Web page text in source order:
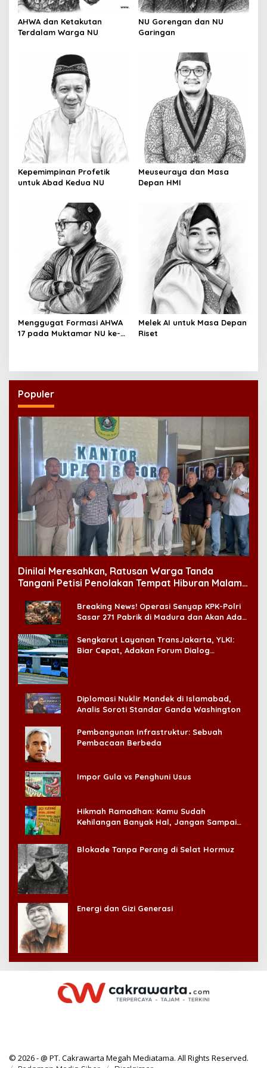
AHWA dan Ketakutan
Terdalam Warga NU
NU Gorengan dan NU
Garingan
Kepemimpinan Profetik
untuk Abad Kedua NU
Meuseuraya dan Masa
Depan HMI
Menggugat Formasi AHWA
17 pada Muktamar NU ke-
Melek AI untuk Masa Depan
Riset
Populer
Dinilai Meresahkan, Ratusan Warga Tanda
Tangani Petisi Penolakan Tempat Hiburan Malam
Breaking News! Operasi Senyap KPK-Polri
Sasar 271 Pabrik di Madura dan Akan Ada
Sengkarut Layanan TransJakarta, YLKI:
Biar Cepat, Adakan Forum Dialog
Diplomasi Nuklir Mandek di Islamabad,
Analis Soroti Standar Ganda Washington
Pembangunan Infrastruktur: Sebuah
Pembacaan Berbeda
Impor Gula vs Penghuni Usus
Hikmah Ramadhan: Kamu Sudah
Kehilangan Banyak Hal, Jangan Sampai
Blokade Tanpa Perang di Selat Hormuz
Energi dan Gizi Generasi
© 2026 - @ PT. Cakrawarta Megah Mediatama. All Rights Reserved.